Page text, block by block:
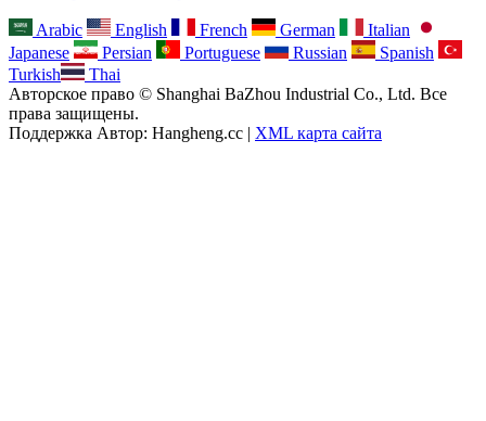
Arabic English French German
Italian
Japanese
Persian Portuguese Russian
Spanish
Turkish
Thai
Авторское право © Shanghai BaZhou Industrial Co., Ltd. Все
права защищены.
Поддержка Автор: Hangheng.cc | XML карта сайта